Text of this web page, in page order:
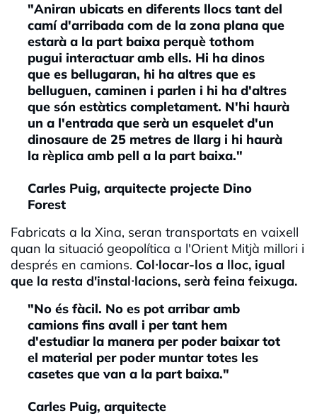
"Aniran ubicats en diferents llocs tant del
camí d'arribada com de la zona plana que
estarà a la part baixa perquè tothom
pugui interactuar amb ells. Hi ha dinos
que es bellugaran, hi ha altres que es
belluguen, caminen i parlen i hi ha d'altres
que són estàtics completament. N'hi haurà
un a l'entrada que serà un esquelet d'un
dinosaure de 25 metres de llarg i hi haurà
la rèplica amb pell a la part baixa."
Carles Puig, arquitecte projecte Dino
Forest
Fabricats a la Xina, seran transportats en vaixell
quan la situació geopolítica a l'Orient Mitjà millori i
després en camions. Col·locar-los a lloc, igual
que la resta d'instal·lacions, serà feina feixuga.
"No és fàcil. No es pot arribar amb
camions fins avall i per tant hem
d'estudiar la manera per poder baixar tot
el material per poder muntar totes les
casetes que van a la part baixa."
Carles Puig, arquitecte